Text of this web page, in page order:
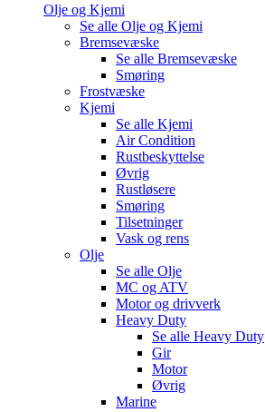
Olje og Kjemi
Se alle Olje og Kjemi
Bremsevæske
Se alle Bremsevæske
Smøring
Frostvæske
Kjemi
Se alle Kjemi
Air Condition
Rustbeskyttelse
Øvrig
Rustløsere
Smøring
Tilsetninger
Vask og rens
Olje
Se alle Olje
MC og ATV
Motor og drivverk
Heavy Duty
Se alle Heavy Duty
Gir
Motor
Øvrig
Marine